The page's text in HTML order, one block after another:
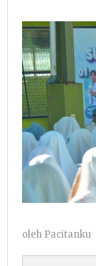
oleh Pacitanku